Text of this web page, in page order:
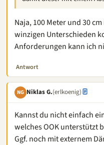
Naja, 100 Meter und 30
winzigen Unterschieden
Anforderungen kann ich
Antwort
NG Niklas G.(erlkoenig)
Kannst du nicht einfach
welches OOK unterstützt
Ggf. noch mit externem